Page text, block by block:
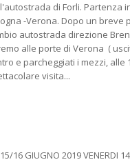
di Forli. Partenza
-Verona. Dopo un breve
autostrada direzione
alle porte di Verona (
e parcheggiati i mezzi, alle
visita...
16 GIUGNO 2019 VENERDI